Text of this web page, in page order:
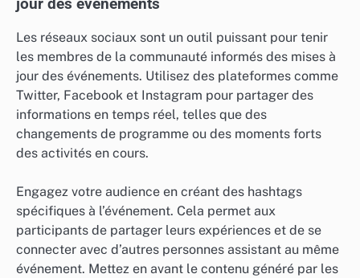
jour des événements
Les réseaux sociaux sont un outil puissant pour tenir
les membres de la communauté informés des mises à
jour des événements. Utilisez des plateformes comme
Twitter, Facebook et Instagram pour partager des
informations en temps réel, telles que des
changements de programme ou des moments forts
des activités en cours.
Engagez votre audience en créant des hashtags
spécifiques à l’événement. Cela permet aux
participants de partager leurs expériences et de se
connecter avec d’autres personnes assistant au même
événement. Mettez en avant le contenu généré par les